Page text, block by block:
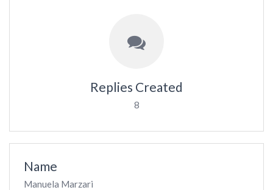
Replies Created
8
Name
Manuela Marzari